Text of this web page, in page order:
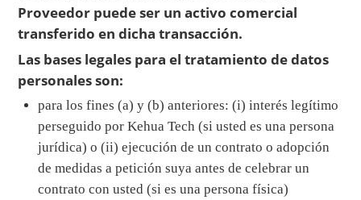
Proveedor puede ser un activo comercial
transferido en dicha transacción.
Las bases legales para el tratamiento de datos
personales son:
para los fines (a) y (b) anteriores: (i) interés legítimo
perseguido por Kehua Tech (si usted es una persona
jurídica) o (ii) ejecución de un contrato o adopción
de medidas a petición suya antes de celebrar un
contrato con usted (si es una persona física)